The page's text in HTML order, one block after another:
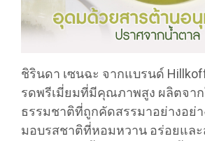
ชิรินดา เซนฉะ จากแบรนด์
รดพรีเมี่ยมที่มีคุณภาพสูง ผลิตจาก
ธรรมชาติที่ถูกคัดสรรมาอย่างอย่
มอบรสชาติที่หอมหวาน อร่อยแล